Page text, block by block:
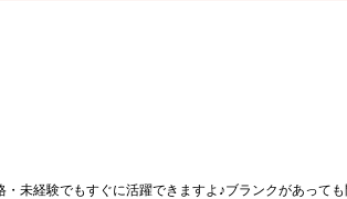
未経験でもすぐに活躍できますよ♪ブランクがあって